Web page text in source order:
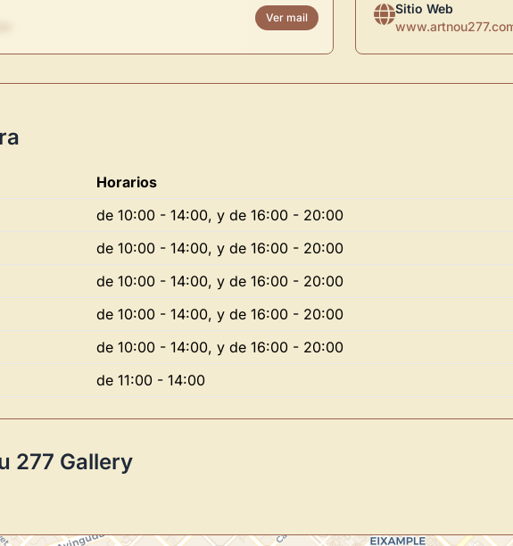
Ver mail
Sitio Web
Horarios
de 10:00 - 14:00, y de 16:00 - 20:00
de 10:00 - 14:00, y de 16:00 - 20:00
de 10:00 - 14:00, y de 16:00 - 20:00
de 10:00 - 14:00, y de 16:00 - 20:00
de 10:00 - 14:00, y de 16:00 - 20:00
de 11:00 - 14:00
277 Gallery
Novedad: Tu Panel
centro de control para gestionar